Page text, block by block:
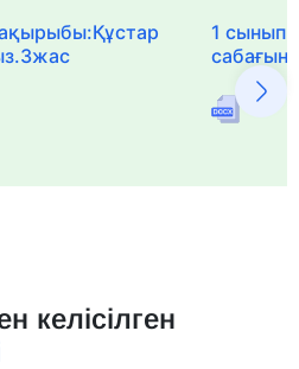
1
келісілген